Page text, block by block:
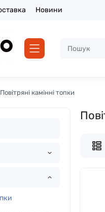
Новини
Повітряні камінні топки